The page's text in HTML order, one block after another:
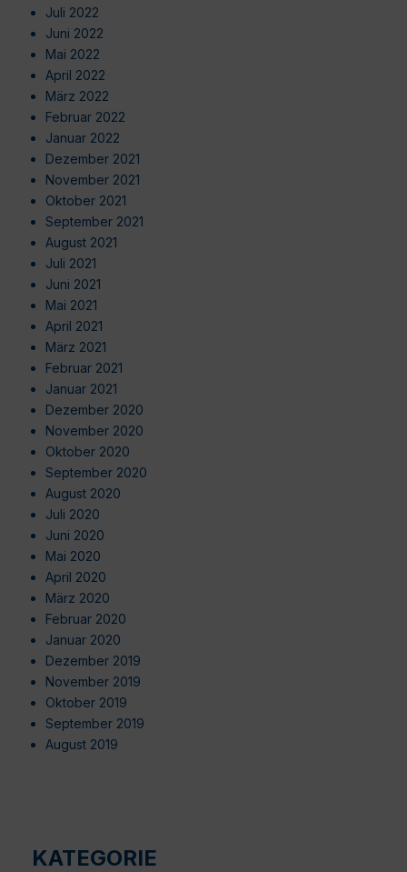
Juli 2022
Juni 2022
Mai 2022
April 2022
März 2022
Februar 2022
Januar 2022
Dezember 2021
November 2021
Oktober 2021
September 2021
August 2021
Juli 2021
Juni 2021
Mai 2021
April 2021
März 2021
Februar 2021
Januar 2021
Dezember 2020
November 2020
Oktober 2020
September 2020
August 2020
Juli 2020
Juni 2020
Mai 2020
April 2020
März 2020
Februar 2020
Januar 2020
Dezember 2019
November 2019
Oktober 2019
September 2019
August 2019
KATEGORIE